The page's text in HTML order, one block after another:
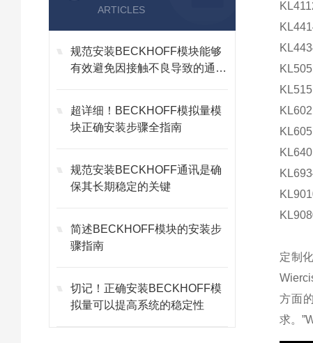
ARTICLES
规范安装BECKHOFF模块能够
有效避免因接触不良导致的通讯
超详细！BECKHOFF模拟量模
块正确安装步骤全指南
规范安装BECKHOFF通讯是确
保其长期稳定的关键
简述BECKHOFF模块的安装步
骤指南
切记！正确安装BECKHOFF模
拟量可以提高系统的稳定性
定制
方面
求。